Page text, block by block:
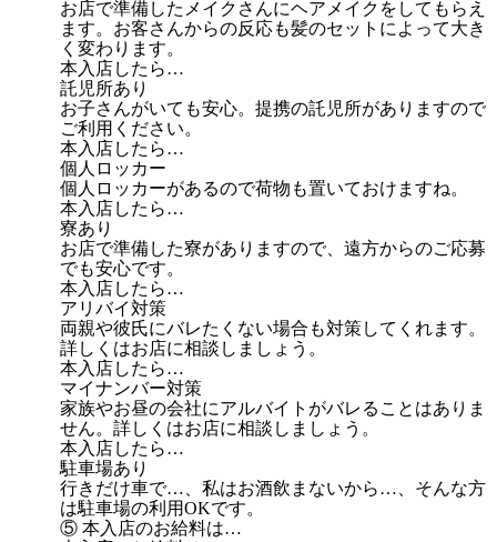
お店で準備したメイクさんにヘアメイクをしてもらえ
ます。お客さんからの反応も髪のセットによって大き
く変わります。
本入店したら…
託児所あり
お子さんがいても安心。提携の託児所がありますので
ご利用ください。
本入店したら…
個人ロッカー
個人ロッカーがあるので荷物も置いておけますね。
本入店したら…
寮あり
お店で準備した寮がありますので、遠方からのご応募
でも安心です。
本入店したら…
アリバイ対策
両親や彼氏にバレたくない場合も対策してくれます。
詳しくはお店に相談しましょう。
本入店したら…
マイナンバー対策
家族やお昼の会社にアルバイトがバレることはありま
せん。詳しくはお店に相談しましょう。
本入店したら…
駐車場あり
行きだけ車で…、私はお酒飲まないから…、そんな方
は駐車場の利用OKです。
⑤ 本入店のお給料は…